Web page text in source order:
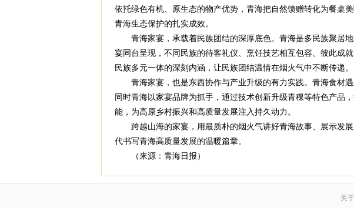
依托绿色有机、原生态的物产优势，青海把自然馈赠转化为餐桌
青海生态保护的扎实成效。
青海家宴，承载着民族团结的深厚底色。青海是多民族聚居
宴同台呈现，不同民族的待客礼仪、烹饪技艺相互包容、彼此成
民族多元一体的深刻内涵，让民族团结温情在烟火气中不断传递。
青海家宴，也是东西协作与产业升级的有力实践。青海食材遇
同时青海以家宴品牌为抓手，通过技术创新升级青稞等特色产品
能，为高原乡村振兴和高质量发展注入持久动力。
跨越山海的家宴，用最质朴的烟火气讲好青海故事、展示发
代书写青海高质量发展的温暖篇章。
（来源：青海日报）
关